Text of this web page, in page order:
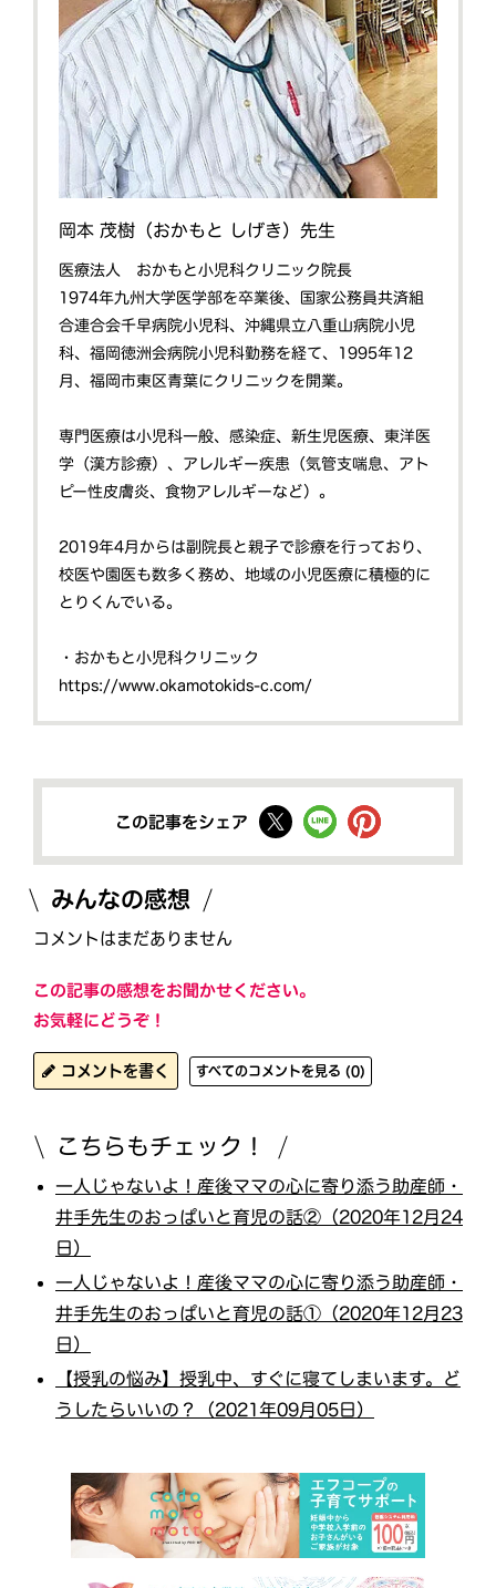
岡本 茂樹（おかもと しげき）先生
医療法人 おかもと小児科クリニック院長
1974年九州大学医学部を卒業後、国家公務員共済組
合連合会千早病院小児科、沖縄県立八重山病院小児
科、福岡徳洲会病院小児科勤務を経て、1995年12
月、福岡市東区青葉にクリニックを開業。
専門医療は小児科一般、感染症、新生児医療、東洋医
学（漢方診療）、アレルギー疾患（気管支喘息、アト
ピー性皮膚炎、食物アレルギーなど）。
2019年4月からは副院長と親子で診療を行っており、
校医や園医も数多く務め、地域の小児医療に積極的に
とりくんでいる。
・おかもと小児科クリニック
https://www.okamotokids-c.com/
この記事をシェア
みんなの感想
コメントはまだありません
この記事の感想をお聞かせください。
お気軽にどうぞ！
コメントを書く すべてのコメントを見る (0)
こちらもチェック！
一人じゃないよ！産後ママの心に寄り添う助産師・
井手先生のおっぱいと育児の話②（2020年12月24
日）
一人じゃないよ！産後ママの心に寄り添う助産師・
井手先生のおっぱいと育児の話①（2020年12月23
日）
【授乳の悩み】授乳中、すぐに寝てしまいます。ど
うしたらいいの？（2021年09月05日）